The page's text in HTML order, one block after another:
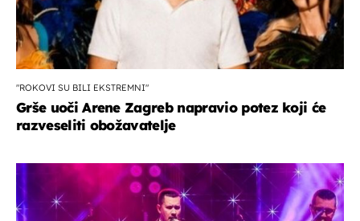
"ROKOVI SU BILI EKSTREMNI"
Grše uoči Arene Zagreb napravio potez koji će
razveseliti obožavatelje